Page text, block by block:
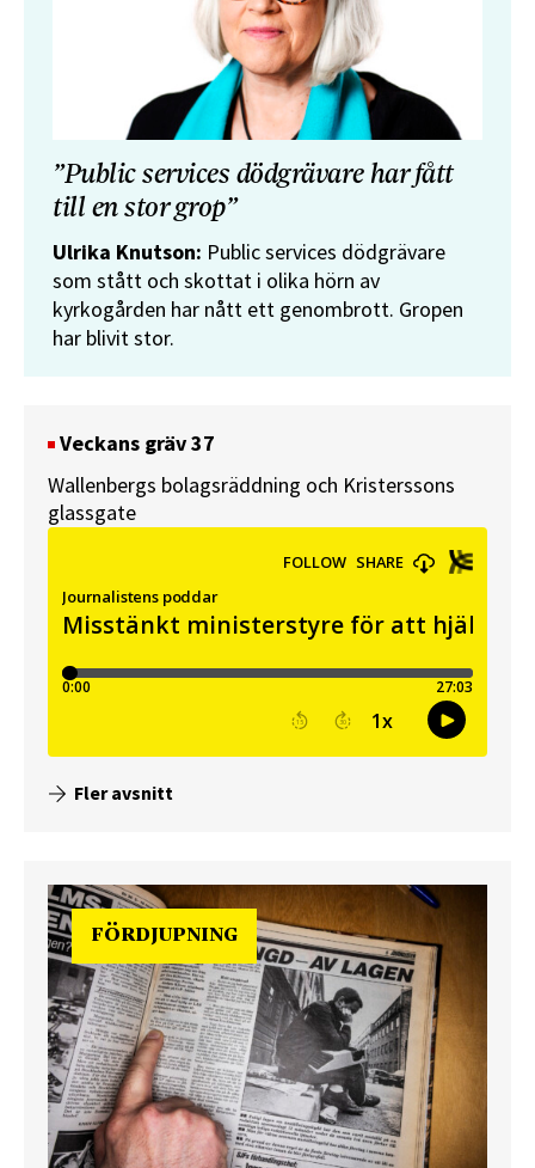
”Public services dödgrävare har fått
till en stor grop”
Ulrika Knutson: Public services dödgrävare
som stått och skottat i olika hörn av
kyrkogården har nått ett genombrott. Gropen
har blivit stor.
Veckans gräv 37
Wallenbergs bolagsräddning och Kristerssons
glassgate
Fler avsnitt
FÖRDJUPNING